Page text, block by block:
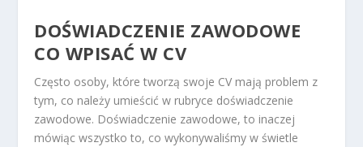
DOŚWIADCZENIE ZAWODOWE
CO WPISAĆ W CV
Często osoby, które tworzą swoje CV mają problem z
tym, co należy umieścić w rubryce doświadczenie
zawodowe. Doświadczenie zawodowe, to inaczej
mówiąc wszystko to, co wykonywaliśmy w świetle